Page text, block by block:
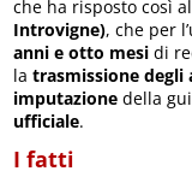
che ha risposto così
Introvigne), che per
anni e otto mesi di
latrasmissione
imputazione della
ufficiale.
I fatti